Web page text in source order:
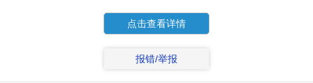
点击查看详情
报错/举报